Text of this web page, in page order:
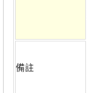
備註